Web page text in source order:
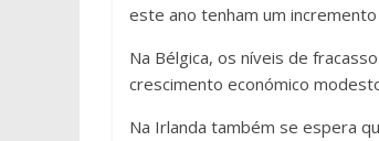
este ano tenham um
Na Bélgica, os níveis de
crescimento económico
Na Irlanda também se espera